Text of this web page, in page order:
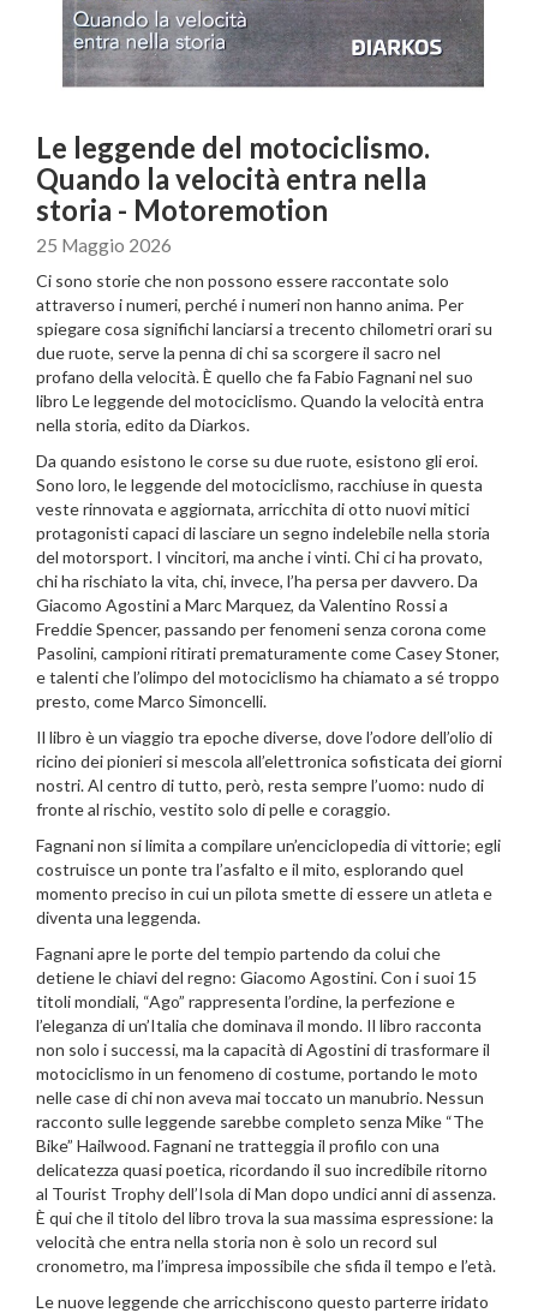
Le leggende del motociclismo.
Quando la velocità entra nella
storia - Motoremotion
25 Maggio 2026
Ci sono storie che non possono essere raccontate solo
attraverso i numeri, perché i numeri non hanno anima. Per
spiegare cosa significhi lanciarsi a trecento chilometri orari su
due ruote, serve la penna di chi sa scorgere il sacro nel
profano della velocità. È quello che fa Fabio Fagnani nel suo
libro Le leggende del motociclismo. Quando la velocità entra
nella storia, edito da Diarkos.
Da quando esistono le corse su due ruote, esistono gli eroi.
Sono loro, le leggende del motociclismo, racchiuse in questa
veste rinnovata e aggiornata, arricchita di otto nuovi mitici
protagonisti capaci di lasciare un segno indelebile nella storia
del motorsport. I vincitori, ma anche i vinti. Chi ci ha provato,
chi ha rischiato la vita, chi, invece, l’ha persa per davvero. Da
Giacomo Agostini a Marc Marquez, da Valentino Rossi a
Freddie Spencer, passando per fenomeni senza corona come
Pasolini, campioni ritirati prematuramente come Casey Stoner,
e talenti che l’olimpo del motociclismo ha chiamato a sé troppo
presto, come Marco Simoncelli.
Il libro è un viaggio tra epoche diverse, dove l’odore dell’olio di
ricino dei pionieri si mescola all’elettronica sofisticata dei giorni
nostri. Al centro di tutto, però, resta sempre l’uomo: nudo di
fronte al rischio, vestito solo di pelle e coraggio.
Fagnani non si limita a compilare un’enciclopedia di vittorie; egli
costruisce un ponte tra l’asfalto e il mito, esplorando quel
momento preciso in cui un pilota smette di essere un atleta e
diventa una leggenda.
Fagnani apre le porte del tempio partendo da colui che
detiene le chiavi del regno: Giacomo Agostini. Con i suoi 15
titoli mondiali, “Ago” rappresenta l’ordine, la perfezione e
l’eleganza di un’Italia che dominava il mondo. Il libro racconta
non solo i successi, ma la capacità di Agostini di trasformare il
motociclismo in un fenomeno di costume, portando le moto
nelle case di chi non aveva mai toccato un manubrio. Nessun
racconto sulle leggende sarebbe completo senza Mike “The
Bike” Hailwood. Fagnani ne tratteggia il profilo con una
delicatezza quasi poetica, ricordando il suo incredibile ritorno
al Tourist Trophy dell’Isola di Man dopo undici anni di assenza.
È qui che il titolo del libro trova la sua massima espressione: la
velocità che entra nella storia non è solo un record sul
cronometro, ma l’impresa impossibile che sfida il tempo e l’età.
Le nuove leggende che arricchiscono questo parterre iridato